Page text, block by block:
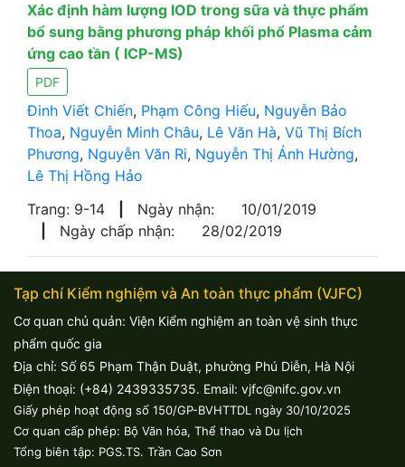
Xác định hàm lượng IOD trong sữa và thực phẩm
bổ sung bằng phương pháp khối phổ Plasma cảm
ứng cao tần ( ICP-MS)
PDF
Đinh Viết Chiến, Phạm Công Hiếu, Nguyễn Bảo
Thoa, Nguyễn Minh Châu, Lê Văn Hà, Vũ Thị Bích
Phương, Nguyễn Văn Ri, Nguyễn Thị Ánh Hường,
Lê Thị Hồng Hảo
Trang: 9-14
Ngày nhận:
10/01/2019
Ngày chấp nhận: 28/02/2019
Tạp chí Kiểm nghiệm và An toàn thực phẩm (VJFC)
Cơ quan chủ quản: Viện Kiểm nghiệm an toàn vệ sinh thực
phẩm quốc gia
Địa chỉ: Số 65 Phạm Thận Duật, phường Phú Diễn, Hà Nội
Điện thoại: (+84) 2439335735. Email: vjfc@nifc.gov.vn
Giấy phép hoạt động số 150/GP-BVHTTDL ngày 30/10/2025
Cơ quan cấp phép: Bộ Văn hóa, Thể thao và Du lịch
Tổng biên tập: PGS.TS. Trần Cao Sơn